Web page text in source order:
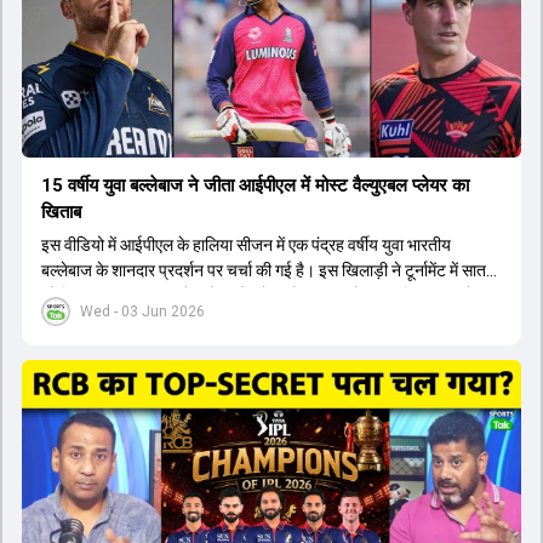
कप और 2028 ओलंपिक के लिए लंबी अवधि का विजन लेकर चल रहे हैं।
Wed - 03 Jun 2026
15 वर्षीय युवा बल्लेबाज ने जीता आईपीएल में मोस्ट वैल्युएबल प्लेयर का
खिताब
इस वीडियो में आईपीएल के हालिया सीजन में एक पंद्रह वर्षीय युवा भारतीय
बल्लेबाज के शानदार प्रदर्शन पर चर्चा की गई है। इस खिलाड़ी ने टूर्नामेंट में सात
सौ छिहत्तर रन बनाकर ऑरेंज कैप और मोस्ट वैल्युएबल प्लेयर का खिताब अपने नाम
किया है। वीडियो में बताया गया है कि ऑस्ट्रेलियाई टीम के वर्तमान कप्तान और
ऑस्ट्रेलियाई कप्तान के अनुसार, शुरुआत में लोगों को इस खिलाड़ी के प्रदर्शन पर
संदेह था, लेकिन अब उसने खुद को एक बेहतरीन बल्लेबाज साबित कर दिया है जो
गेंद को बाउंड्री के काफी पार मारने की क्षमता रखता है। वहीं, इंग्लैंड के पूर्व कप्तान
ने कहा कि टूर्नामेंट जीतने वाली टीम के अलावा इस सीजन की सबसे बड़ी बात इस
युवा खिलाड़ी का प्रदर्शन रहा है, जिसे देखने के लिए स्टेडियम में भारी भीड़ उमड़ती
थी। शानदार प्रदर्शन के बाद इस युवा खिलाड़ी को श्रीलंका में होने वाली
त्रिकोणीय सीरीज के लिए इंडिया ए टीम में भी शामिल कर लिया गया है।